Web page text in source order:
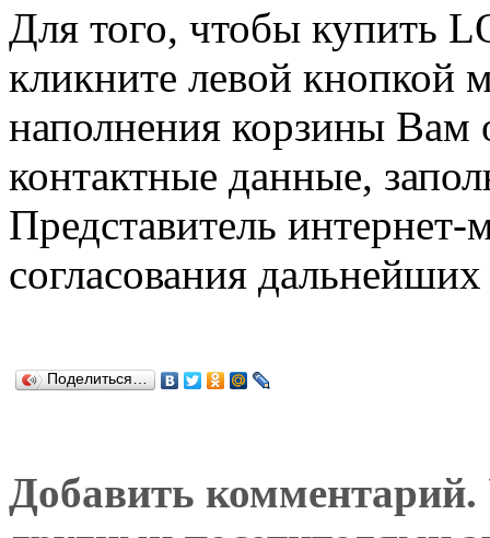
Для того, чтобы купить
кликните левой
наполнения корзины Вам
контактные данные,
Представитель
согласования
Поделиться…
Добавить комментарий.